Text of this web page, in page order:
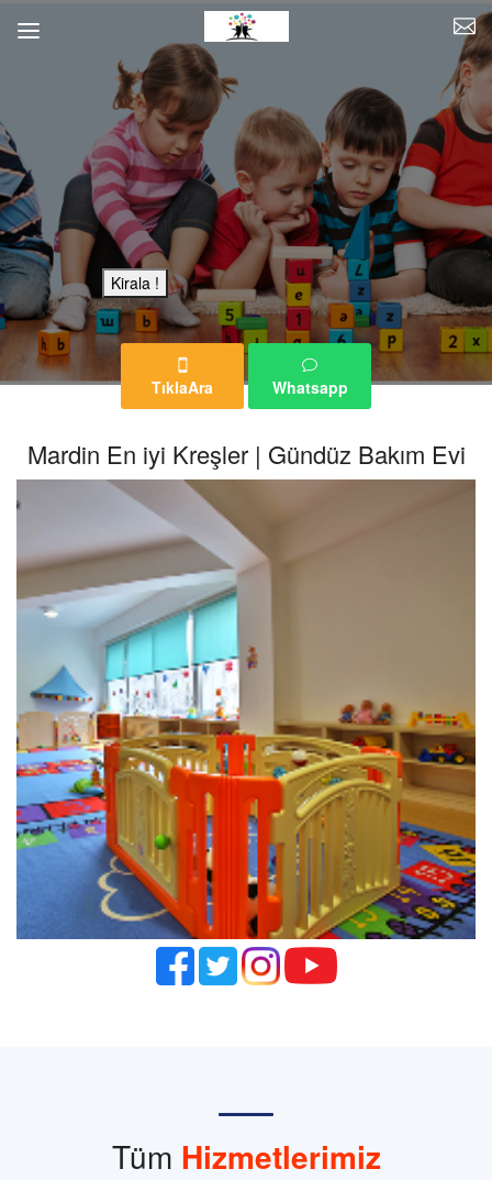
TıklaAra Whatsapp
Bu Reklam Sayfası Kiralıktır.
Kirala !
Mardin En iyi Kreşler | Gündüz Bakım Evi
Tüm Hizmetlerimiz